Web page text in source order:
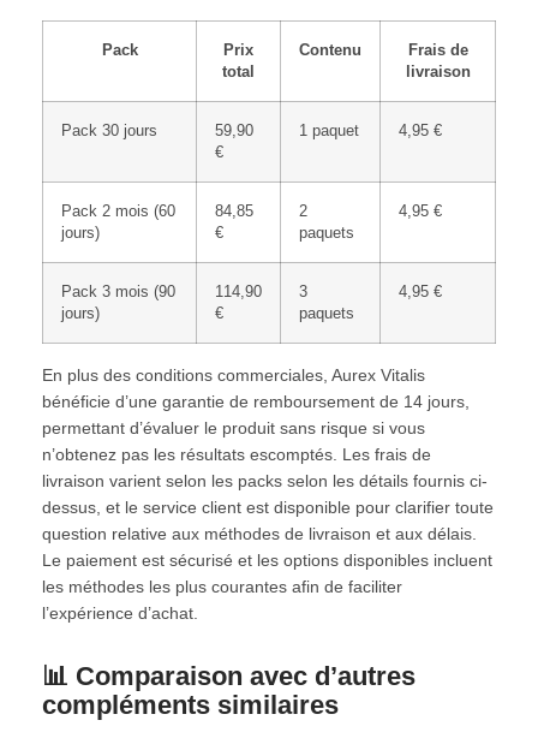
Pack
Prix
total
Contenu
Frais de
livraison
Pack 30 jours
59,90
€
1 paquet 4,95 €
Pack 2 mois (60
jours)
84,85
€
2
paquets
4,95 €
Pack 3 mois (90
jours)
114,90
€
3
paquets
4,95 €
En plus des conditions commerciales, Aurex Vitalis
bénéficie d’une garantie de remboursement de 14 jours,
permettant d’évaluer le produit sans risque si vous
n’obtenez pas les résultats escomptés. Les frais de
livraison varient selon les packs selon les détails fournis ci-
dessus, et le service client est disponible pour clarifier toute
question relative aux méthodes de livraison et aux délais.
Le paiement est sécurisé et les options disponibles incluent
les méthodes les plus courantes afin de faciliter
l’expérience d’achat.
📊 Comparaison avec d’autres
compléments similaires